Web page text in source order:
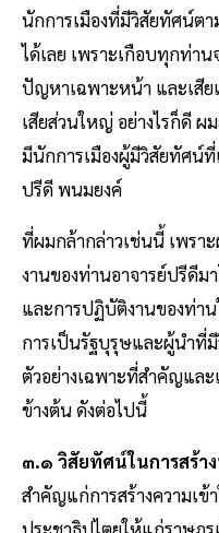
นักการเมืองที่มีวิสัยทัศน์ต
ได้เลย เพราะเกือบทุกท่า
ปัญหาเฉพาะหน้า และเสีย
เสียส่วนใหญ่ อย่างไรก็ดี ผ
มีนักการเมืองผู้มีวิสัยทัศน์
ปรีดี พนมยงค์
ที่ผมกล้ากล่าวเช่นนี้ เพรา
งานของท่านอาจารย์ปรีดี
และการปฏิบัติงานของท่า
การเป็นรัฐบุรุษและผู้นําที่
ตัวอย่างเฉพาะที่สําคัญแล
ข้างต้น ดังต่อไปนี้
๓.๑ วิสัยทัศน์ในการสร้า
สําคัญแก่การสร้างความเข้